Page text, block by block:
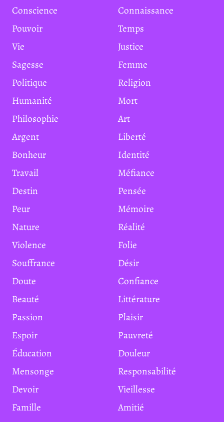
Conscience
Connaissance
Pouvoir
Temps
Vie
Justice
Sagesse
Femme
Politique
Religion
Humanité
Mort
Philosophie
Art
Argent
Liberté
Bonheur
Identité
Travail
Méfiance
Destin
Pensée
Peur
Mémoire
Nature
Réalité
Violence
Folie
Souffrance
Désir
Doute
Confiance
Beauté
Littérature
Passion
Plaisir
Espoir
Pauvreté
Éducation
Douleur
Mensonge
Responsabilité
Devoir
Vieillesse
Famille
Amitié